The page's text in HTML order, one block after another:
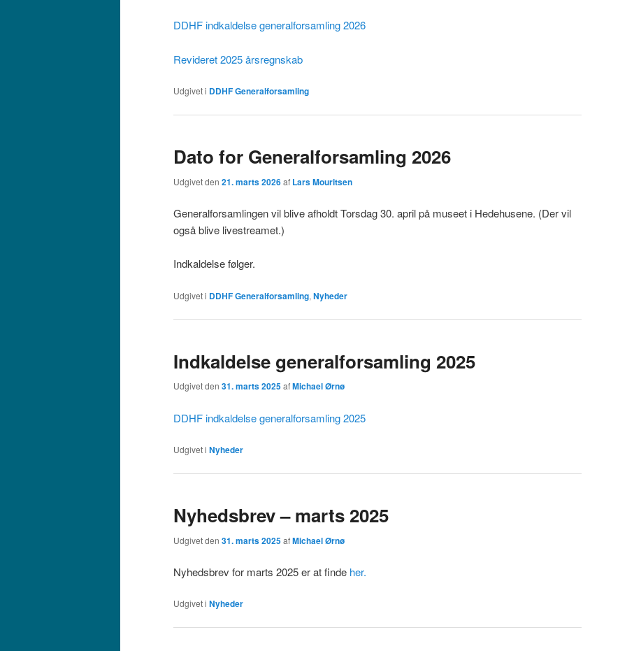
DDHF indkaldelse generalforsamling 2026
Revideret 2025 årsregnskab
Udgivet i DDHF Generalforsamling
Dato for Generalforsamling 2026
Udgivet den 21. marts 2026af Lars Mouritsen
Generalforsamlingen vil blive afholdt Torsdag 30. april på museet i Hedehusene. (Der vil
også blive livestreamet.)
Indkaldelse følger.
Udgivet i DDHF Generalforsamling, Nyheder
Indkaldelse generalforsamling 2025
Udgivet den 31. marts 2025afMichael Ørnø
DDHF indkaldelse generalforsamling 2025
Udgivet i Nyheder
Nyhedsbrev – marts 2025
Udgivet den 31. marts 2025afMichael Ørnø
Nyhedsbrev for marts 2025 er at finde her.
Udgivet i Nyheder